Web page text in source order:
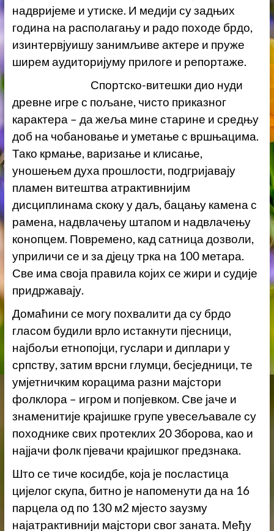
надвријеме и утиске. И медији су задњих
година на располагању и радо походе брдо,
изинтервјуишу занимљиве актере и пруже
ширем аудиторијуму прилоге и репортаже.
Спортско-витешки дио нуди
древне игре с пољане, чисто приказног
карактера – да жеља мине старине и средњу
доб на чобановање и уметање с вршњацима.
Тако крмање, варизање и клисање,
уношењем духа прошлости, подгријавају
пламен витештва атрактивнијим
дисциплинама скоку у даљ, бацању камена с
рамена, надвлачењу штапом и надвлачењу
конопцем. Повремено, кад сатница дозволи,
уприличи се и за дјецу трка на 100 метара.
Све има своја правила којих се жири и судије
придржавају.
Домаћини се могу похвалити да су брдо
гласом будили врло истакнути пјесници,
најбољи етнопојци, гуслари и диплари у
српству, затим врсни глумци, бесједници, те
умјетничким корацима разни мајстори
фолклора – игром и попјевком. Све јаче и
знаменитије крајишке групе увесељавале су
походнике свих протеклих 20 Зборова, као и
најјачи фолк пјевачи крајишког предзнака.
Што се тиче косидбе, која је посластица
цијелог скупа, битно је напоменути да на 16
парцела од по 130 м2 мјесто заузму
најатрактивнији мајстори свог заната. Међу